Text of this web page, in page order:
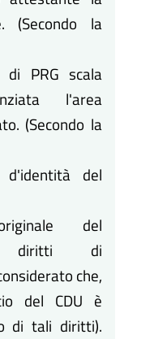
(Secondo la
PRG scala
l'area
(Secondo la
d'identità del
del
diritti di
che,
del CDU è
di tali diritti).